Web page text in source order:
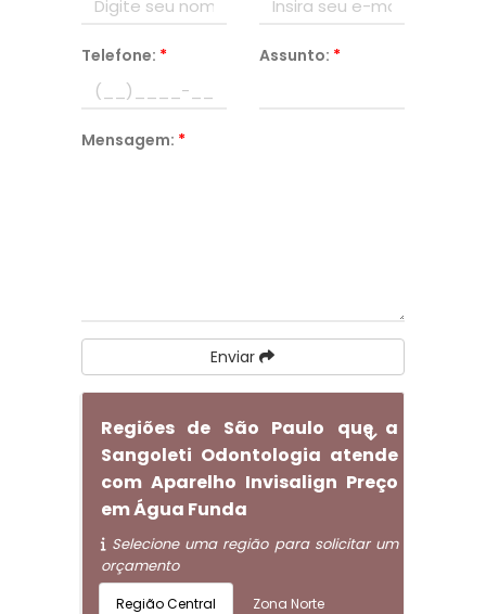
Telefone: * Assunto: *
Mensagem: *
Enviar
Regiões de São Paulo que a
Sangoleti Odontologia atende
com Aparelho Invisalign Preço
em Água Funda
Selecione uma região para solicitar um
orçamento
Região Central Zona Norte